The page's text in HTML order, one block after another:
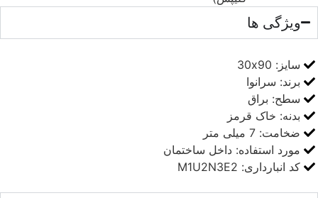
ویژگی ها
سایز:30x90
برند: سرانوا
سطح:براق
بدنه:خاک قرمز
ضخامت:7 میلی متر
مورد استفاده:داخل ساختمان
کد انبارداری: M1U2N3E2